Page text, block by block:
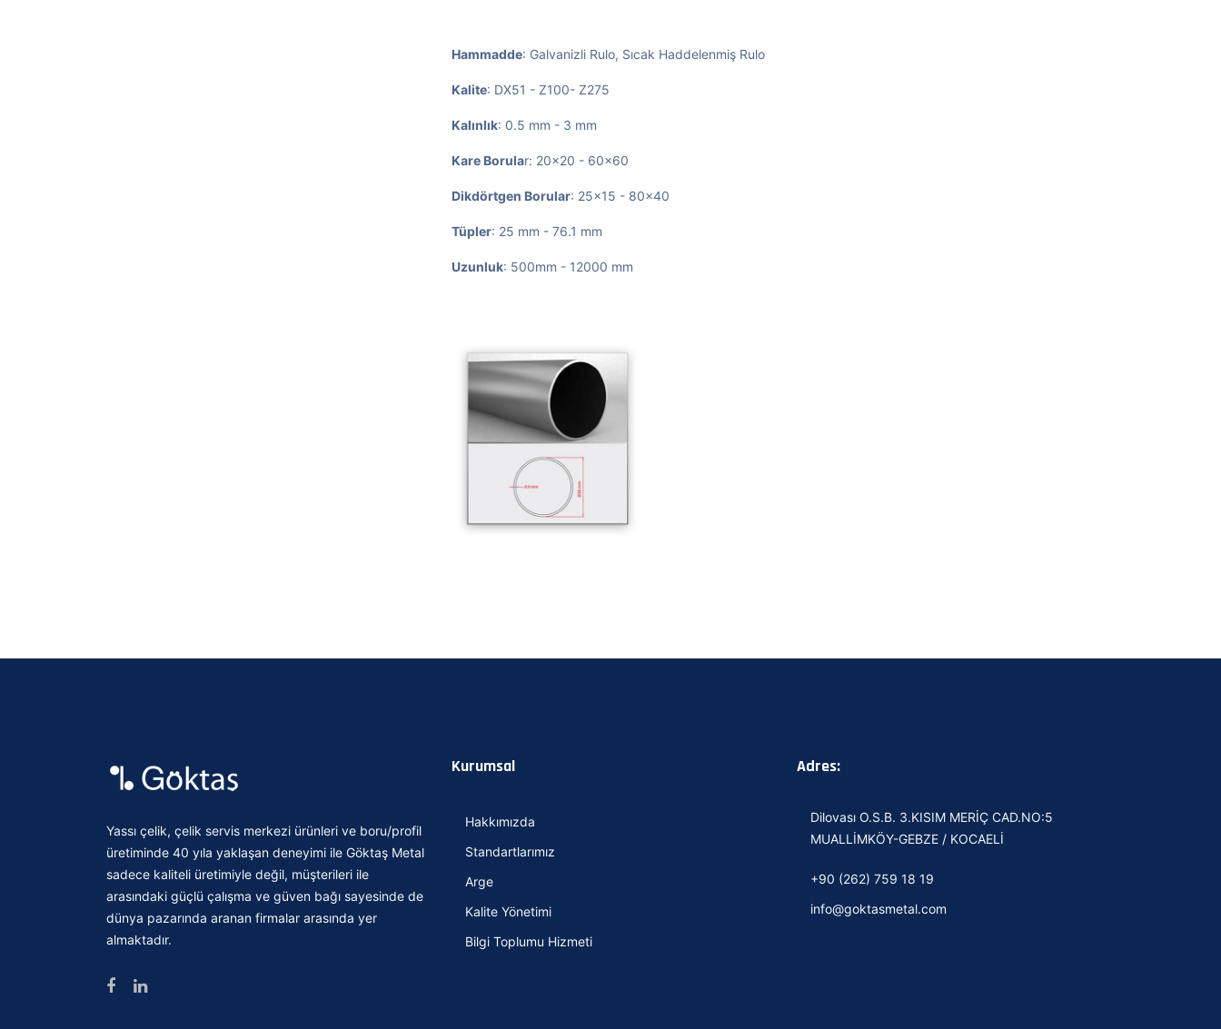
Hammadde: Galvanizli Rulo, Sıcak Haddelenmiş Rulo
Kalite: DX51 - Z100- Z275
Kalınlık: 0.5 mm - 3 mm
Kare Borular: 20x20 - 60x60
Dikdörtgen Borular: 25x15 - 80x40
Tüpler: 25 mm - 76.1 mm
Uzunluk: 500mm - 12000 mm
Yassı çelik, çelik servis merkezi ürünleri ve boru/profil
üretiminde 40 yıla yaklaşan deneyimi ile Göktaş Metal
sadece kaliteli üretimiyle değil, müşterileri ile
arasındaki güçlü çalışma ve güven bağı sayesinde de
dünya pazarında aranan firmalar arasında yer
almaktadır.
Kurumsal
Hakkımızda
Standartlarımız
Arge
Kalite Yönetimi
Bilgi Toplumu Hizmeti
Adres:
Dilovası O.S.B. 3.KISIM MERİÇ CAD.NO:5
MUALLİMKÖY-GEBZE / KOCAELİ
+90 (262) 759 18 19
info@goktasmetal.com